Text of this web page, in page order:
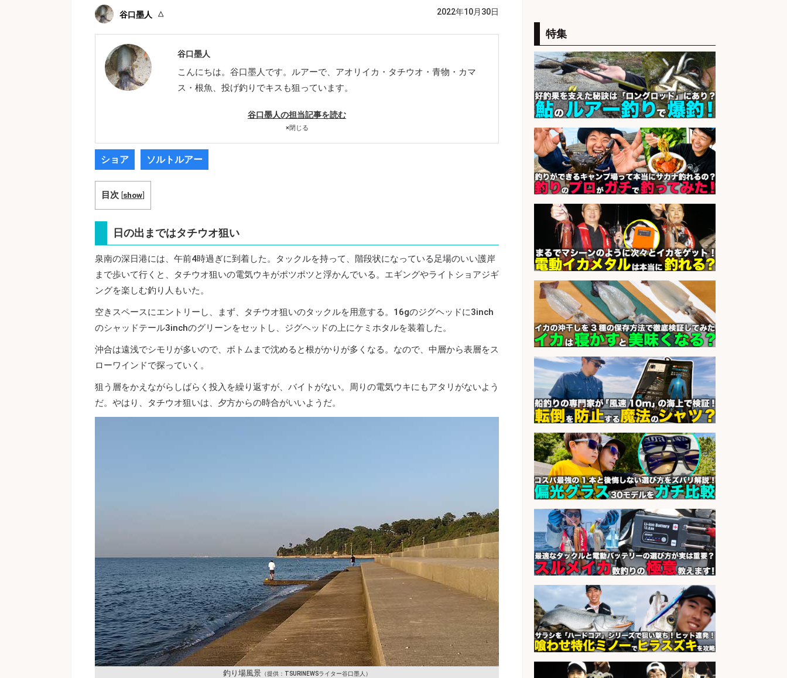
谷口墨人 2022年10月30日
谷口墨人
こんにちは。谷口墨人です。ルアーで、アオリイカ・タチウオ・青物・カマ
ス・根魚、投げ釣りでキスも狙っています。
谷口墨人の担当記事を読む
×閉じる
ショア ソルトルアー
目次 [show]
日の出まではタチウオ狙い
泉南の深日港には、午前4時過ぎに到着した。タックルを持って、階段状になっている足場のいい護岸
まで歩いて行くと、タチウオ狙いの電気ウキがポツポツと浮かんでいる。エギングやライトショアジギ
ングを楽しむ釣り人もいた。
空きスペースにエントリーし、まず、タチウオ狙いのタックルを用意する。16gのジグヘッドに3inch
のシャッドテール3inchのグリーンをセットし、ジグヘッドの上にケミホタルを装着した。
沖合は遠浅でシモリが多いので、ボトムまで沈めると根がかりが多くなる。なので、中層から表層をス
ローワインドで探っていく。
狙う層をかえながらしばらく投入を繰り返すが、バイトがない。周りの電気ウキにもアタリがないよう
だ。やはり、タチウオ狙いは、夕方からの時合がいいようだ。
釣り場風景（提供：TSURINEWSライター谷口墨人）
精肉・青果・鮮魚販売/「志布志
市」「時給1,150円〜」志布志市で
お魚のカットや商品の陳列業務/時
間選べる×未経験歓迎×残業少なめ/
鹿児島県/志布志市
会社名 株式会社ホットスタッフ鹿児島
sponsored by 求人ボックス
日払いOKで即日収入/ライン作業員/
「堺市堺区」「時給1,600円」堺市
堺区の工場で自転車部品や釣り具の
組立/入社祝金10万円/未経験歓迎・
土日祝休みで年間休日126日・日払
いOK/大阪府
会社名
パーソルファクトリーパートナ
ーズ株式会社
sponsored by 求人ボックス
日払いOKで即日収入/製造スタッフ/
堺区の工場で自転車部品や釣り具の
組立/日払いOK・未経験歓迎&土日
祝休みで年間休日126日/大阪府
会社名
パーソルファクトリーパートナ
sponsored by 求人ボックス
日払いOKで即日収入/製造スタッフ/
「堺市堺区」「時給1,600円」日払
工場で自転車部品や釣り具の組立/
未経験歓迎/土日祝休みで年間休日
126日
会社名
パーソルファクトリーパートナ
ーズ株式会社
sponsored by 求人ボックス
日払いOKで即日収入/製造スタッフ/
「堺市堺区」 土日祝休みで年間休日
126日&入社祝金10万円/堺市堺区の
工場で自転車部品や釣り具の組立/
特集